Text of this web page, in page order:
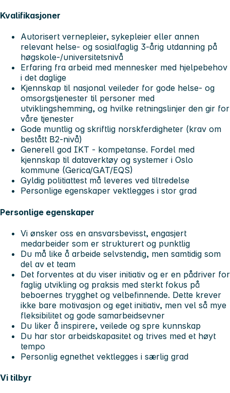
Kvalifikasjoner
Autorisert vernepleier, sykepleier eller annen
relevant helse- og sosialfaglig 3-årig utdanning på
høgskole-/universitetsnivå
Erfaring fra arbeid med mennesker med hjelpebehov
i det daglige
Kjennskap til nasjonal veileder for gode helse- og
omsorgstjenester til personer med
utviklingshemming, og hvilke retningslinjer den gir for
våre tjenester
Gode muntlig og skriftlig norskferdigheter (krav om
bestått B2-nivå)
Generell god IKT - kompetanse. Fordel med
kjennskap til dataverktøy og systemer i Oslo
kommune (Gerica/GAT/EQS)
Gyldig politiattest må leveres ved tiltredelse
Personlige egenskaper vektlegges i stor grad
Personlige egenskaper
Vi ønsker oss en ansvarsbevisst, engasjert
medarbeider som er strukturert og punktlig
Du må like å arbeide selvstendig, men samtidig som
del av et team
Det forventes at du viser initiativ og er en pådriver for
faglig utvikling og praksis med sterkt fokus på
beboernes trygghet og velbefinnende. Dette krever
ikke bare motivasjon og eget initiativ, men vel så mye
fleksibilitet og gode samarbeidsevner
Du liker å inspirere, veilede og spre kunnskap
Du har stor arbeidskapasitet og trives med et høyt
tempo
Personlig egnethet vektlegges i særlig grad
Vi tilbyr